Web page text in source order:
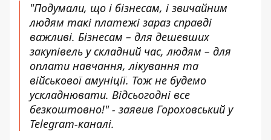
"Подумали, що і бізнесам, і звичайним
людям такі платежі зараз справді
важливі. Бізнесам – для дешевших
закупівель у складний час, людям – для
оплати навчання, лікування та
військової амуніції. Тож не будемо
ускладнювати. Відсьогодні все
безкоштовно!" - заявив Гороховський у
Telegram-каналі.